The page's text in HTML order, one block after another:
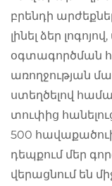
բրենդի
լինել ձեր
օգտագործման
առողջության
ստեղծելով
տուփից
500
դեպքում մեր
վերացնում են